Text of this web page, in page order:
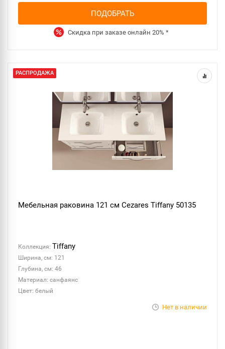
ПОДОБРАТЬ
Скидка при заказе онлайн 20% *
РАСПРОДАЖА
Мебельная раковина 121 см Cezares Tiffany 50135
Коллекция: Tiffany
Ширина, см: 121
Глубина, см: 46
Материал: санфаянс
Цвет: белый
Нет в наличии